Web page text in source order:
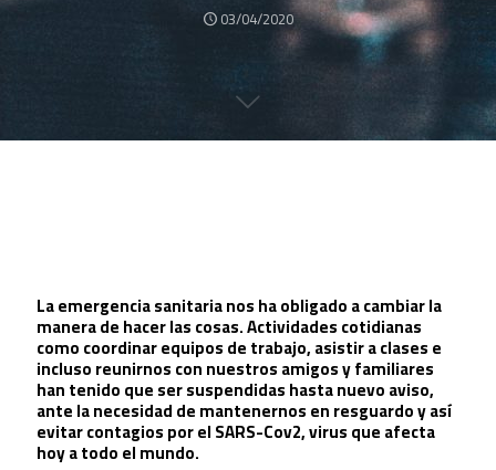
03/04/2020
La emergencia sanitaria nos ha obligado a cambiar la
manera de hacer las cosas. Actividades cotidianas
como coordinar equipos de trabajo, asistir a clases e
incluso reunirnos con nuestros amigos y familiares
han tenido que ser suspendidas hasta nuevo aviso,
ante la necesidad de mantenernos en resguardo y así
evitar contagios por el SARS-Cov2, virus que afecta
hoy a todo el mundo.